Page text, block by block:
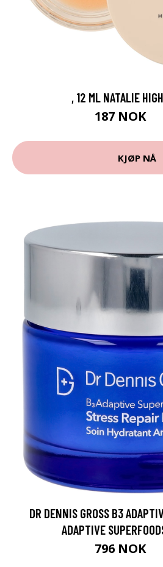
, 12 ML NATALIE
187 NOK
KJØP NÅ
DR DENNIS GROSS B3
ADAPTIVE
796 NOK